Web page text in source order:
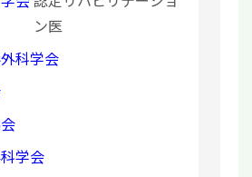
ン医
科学会
学会